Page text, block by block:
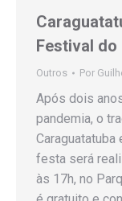
Festival do
Outros Por
Após dois
pandemia, o
Caraguatatuba
festa será
às 17h, no